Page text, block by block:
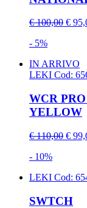
€ 100,00 €
- 5%
IN ARRIVO
LEKI Cod:
WCR
YELLOW
€ 110,00 €
- 10%
LEKI Cod:
SWTCH